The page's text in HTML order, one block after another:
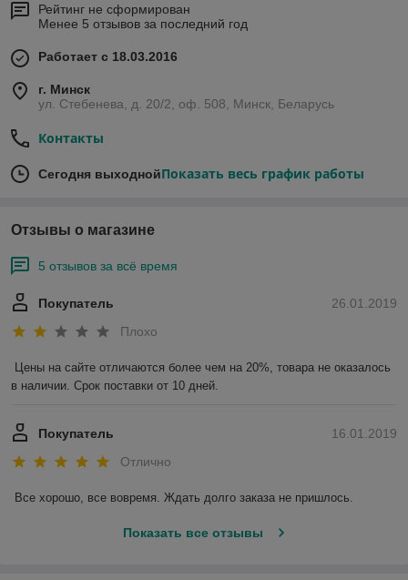
Рейтинг не сформирован
Менее 5 отзывов за последний год
Работает с 18.03.2016
г. Минск
ул. Стебенева, д. 20/2, оф. 508, Минск, Беларусь
Контакты
Сегодня выходнойПоказать весь график работы
Отзывы о магазине
5 отзывов за всё время
26.01.2019
Покупатель
Плохо
Цены на сайте отличаются более чем на 20%, товара не оказалось
в наличии. Срок поставки от 10 дней.
16.01.2019
Покупатель
Отлично
Все хорошо, все вовремя. Ждать долго заказа не пришлось.
Показать все отзывы